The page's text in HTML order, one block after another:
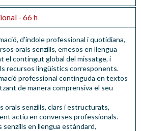
- 66 h
d’índole professional i quotidiana,
orals senzills, emesos en llengua
el contingut global del missatge, i
recursos lingüístics corresponents.
professional continguda en textos
de manera comprensiva el seu
orals senzills, clars i estructurats,
actiu en converses professionals.
senzills en llengua estàndard,